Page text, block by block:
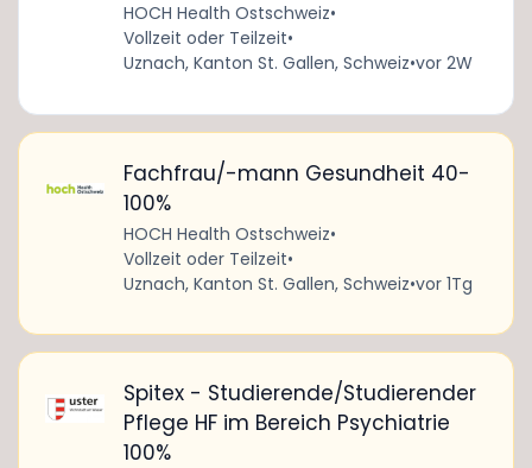
HOCH Health Ostschweiz•
Vollzeit oder Teilzeit•
Uznach, Kanton St. Gallen, Schweiz•vor 2W
Fachfrau/-mann Gesundheit 40-
100%
HOCH Health Ostschweiz•
Vollzeit oder Teilzeit•
Uznach, Kanton St. Gallen, Schweiz•vor 1Tg
Spitex - Studierende/Studierender
Pflege HF im Bereich Psychiatrie
100%